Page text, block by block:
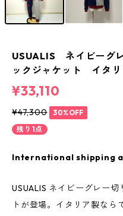
USUALIS ネイビーグ
ックジャケット イタリ
¥33,110
¥47,300
30%OFF
残り1点
International shipping
USUALIS ネイビーグレー
トが登場。イタリア製なら